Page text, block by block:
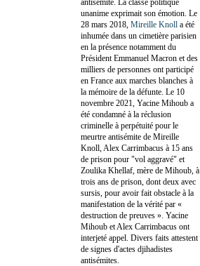
unanime exprimait son émotion. Le
28 mars 2018, Mireille Knoll a été
inhumée dans un cimetière parisien
en la présence notamment du
Président Emmanuel Macron et des
milliers de personnes ont participé
en France aux marches blanches à
la mémoire de la défunte. Le 10
novembre 2021, Yacine Mihoub a
été condamné à la réclusion
criminelle à perpétuité pour le
meurtre antisémite de Mireille
Knoll, Alex Carrimbacus à 15 ans
de prison pour "vol aggravé" et
Zoulika Khellaf, mère de Mihoub, à
trois ans de prison, dont deux avec
sursis, pour avoir fait obstacle à la
manifestation de la vérité par «
destruction de preuves ». Yacine
Mihoub et Alex Carrimbacus ont
interjeté appel. Divers faits attestent
de signes d'actes djihadistes
antisémites.